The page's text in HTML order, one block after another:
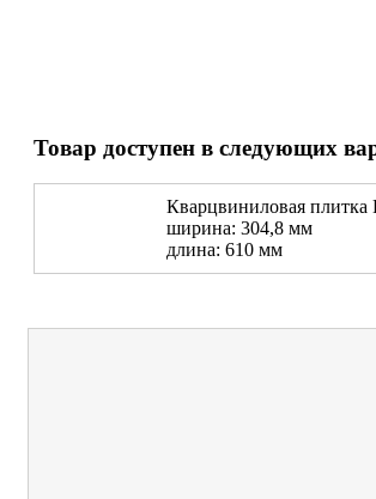
Товар доступен в следующих
Кварцвиниловая
ширина: 304,8 мм
длина: 610 мм